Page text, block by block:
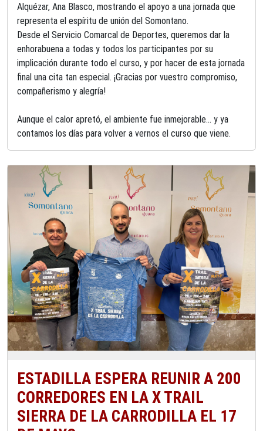
Alquézar, Ana Blasco, mostrando el apoyo a una jornada que
representa el espíritu de unión del Somontano.
Desde el Servicio Comarcal de Deportes, queremos dar la
enhorabuena a todas y todos los participantes por su
implicación durante todo el curso, y por hacer de esta jornada
final una cita tan especial. ¡Gracias por vuestro compromiso,
compañerismo y alegría!
Aunque el calor apretó, el ambiente fue inmejorable… y ya
contamos los días para volver a vernos el curso que viene.
ESTADILLA ESPERA REUNIR A 200
CORREDORES EN LA X TRAIL
SIERRA DE LA CARRODILLA EL 17